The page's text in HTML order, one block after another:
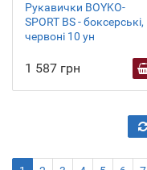
Рукавички BOYKO-
SPORT BS - боксерські,
червоні 10 ун
1 587 грн